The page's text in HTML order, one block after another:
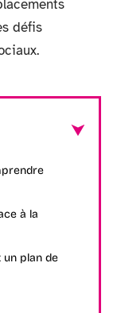
défis
à la
plan de